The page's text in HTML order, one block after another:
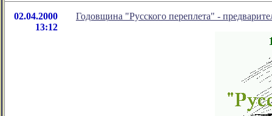
02.04.2000
13:12
Годовщина "Русского переплета" -